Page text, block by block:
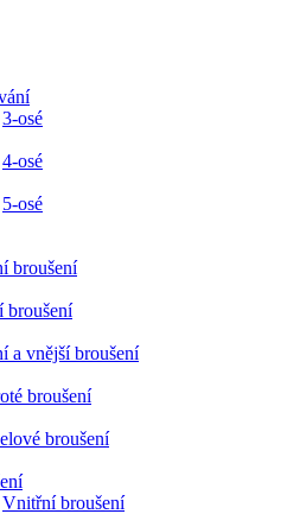
3-osé
4-osé
5-osé
broušení
broušení
a vnější broušení
broušení
broušení
Vnitřní broušení